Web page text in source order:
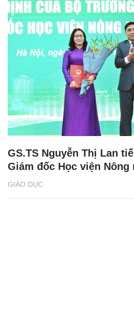
GIÁO DỤC
GS.TS Nguyễn Thị Lan
Giám đốc Học viện Nông